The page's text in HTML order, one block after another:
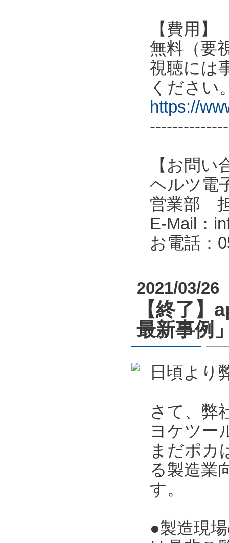
【費用】
無料（要
視聴には
ください
https://
【お問い
ヘルツ電
営業部
E-Mail：
お電話：
2021/03/26
【終了
最新事例
日頃より
さて、弊
ヨケツー
まだポカ
る製造業
す。
●製造現